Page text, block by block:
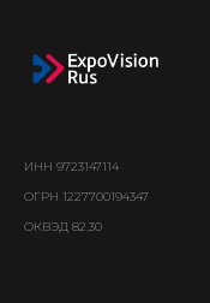
ИНН 9723147114
ОГРН 1227700194347
ОКВЭД 82.30